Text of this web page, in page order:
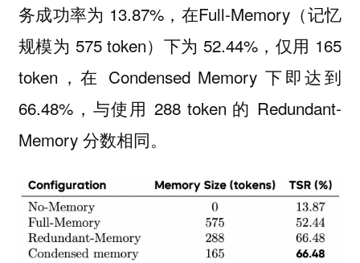
务成功率为 13.87%，在Full-Memory（记忆
规模为 575 token）下为 52.44%，仅用 165
token，在 Condensed Memory 下即达到
66.48%，与使用 288 token 的 Redundant-
Memory 分数相同。